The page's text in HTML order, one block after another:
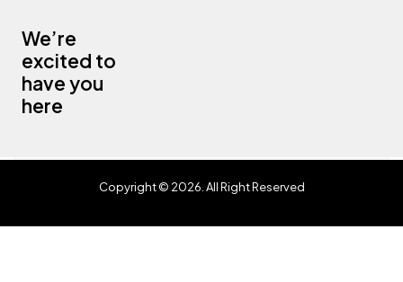
We’re
excited to
have you
here
Copyright © 2026. All Right Reserved